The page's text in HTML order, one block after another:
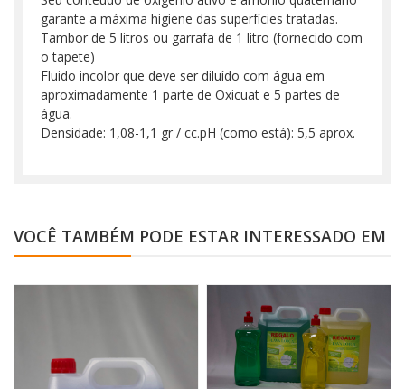
garante a máxima higiene das superfícies tratadas.
Tambor de 5 litros ou garrafa de 1 litro (fornecido com
o tapete)
Fluido incolor que deve ser diluído com água em
aproximadamente 1 parte de Oxicuat e 5 partes de
água.
Densidade: 1,08-1,1 gr / cc.pH (como está): 5,5 aprox.
VOCÊ TAMBÉM PODE ESTAR INTERESSADO EM